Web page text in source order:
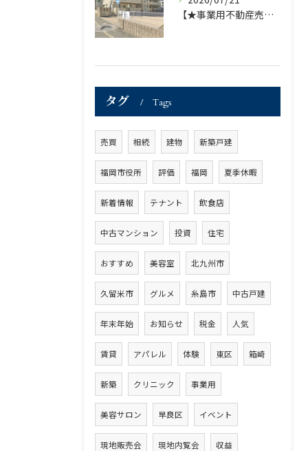
【★事業用不動産売買仲介専門部署より★】福岡市の不動産｜株式会社ランドマーク ●収益物件「D-room笹丘」●
タグ Tags
売買 相続 建物 新築戸建
福岡市役所 評価 福岡 夏季休暇
新着情報 テナント 飲食店
中古マンション 投資 住宅
おすすめ 美容室 北九州市
久留米市 グルメ 糸島市 中古戸建
年末年始 お知らせ 税金 人気
賃貸 アパレル 体験 東区 箱崎
新築 クリニック 事業用
美容サロン 早良区 イベント
現地販売会 現地内覧会 収益